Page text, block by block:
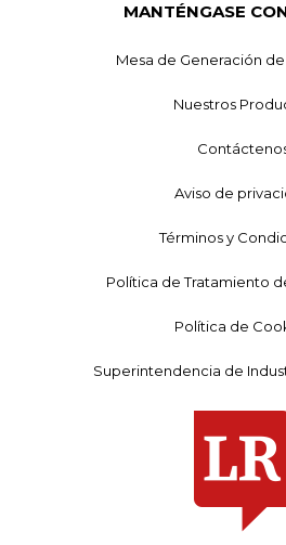
MANTÉNGASE
Mesa de Generación
Nuestros
Aviso de
Términos y
Política de Tratamiento
Política de
Superintendencia de